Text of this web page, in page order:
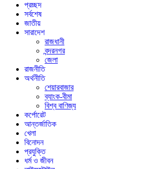
প্রচ্ছদ
সর্বশেষ
জাতীয়
সারাদেশ
রাজধানী
বন্দরনগর
জেলা
রাজনীতি
অর্থনীতি
শেয়ারবাজার
ব্যাংক-বীমা
বিশ্ব বাণিজ্য
কর্পোরেট
আন্তর্জাতিক
খেলা
বিনোদন
প্রযুক্তি
ধর্ম ও জীবন